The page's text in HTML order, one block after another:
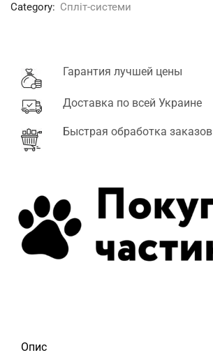
FH50VEHZ
Category: Спліт-системи
Гарантия лучшей цены
Доставка по всей Украине
Быстрая обработка заказов
Опис